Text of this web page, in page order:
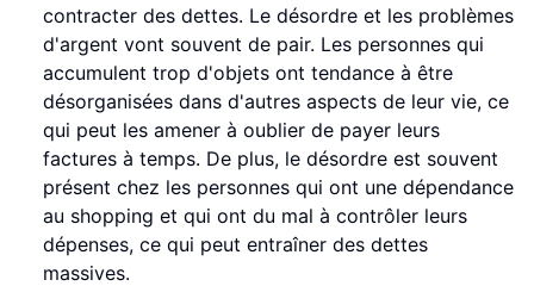
contracter des dettes. Le désordre et les problèmes
d'argent vont souvent de pair. Les personnes qui
accumulent trop d'objets ont tendance à être
désorganisées dans d'autres aspects de leur vie, ce
qui peut les amener à oublier de payer leurs
factures à temps. De plus, le désordre est souvent
présent chez les personnes qui ont une dépendance
au shopping et qui ont du mal à contrôler leurs
dépenses, ce qui peut entraîner des dettes
massives.